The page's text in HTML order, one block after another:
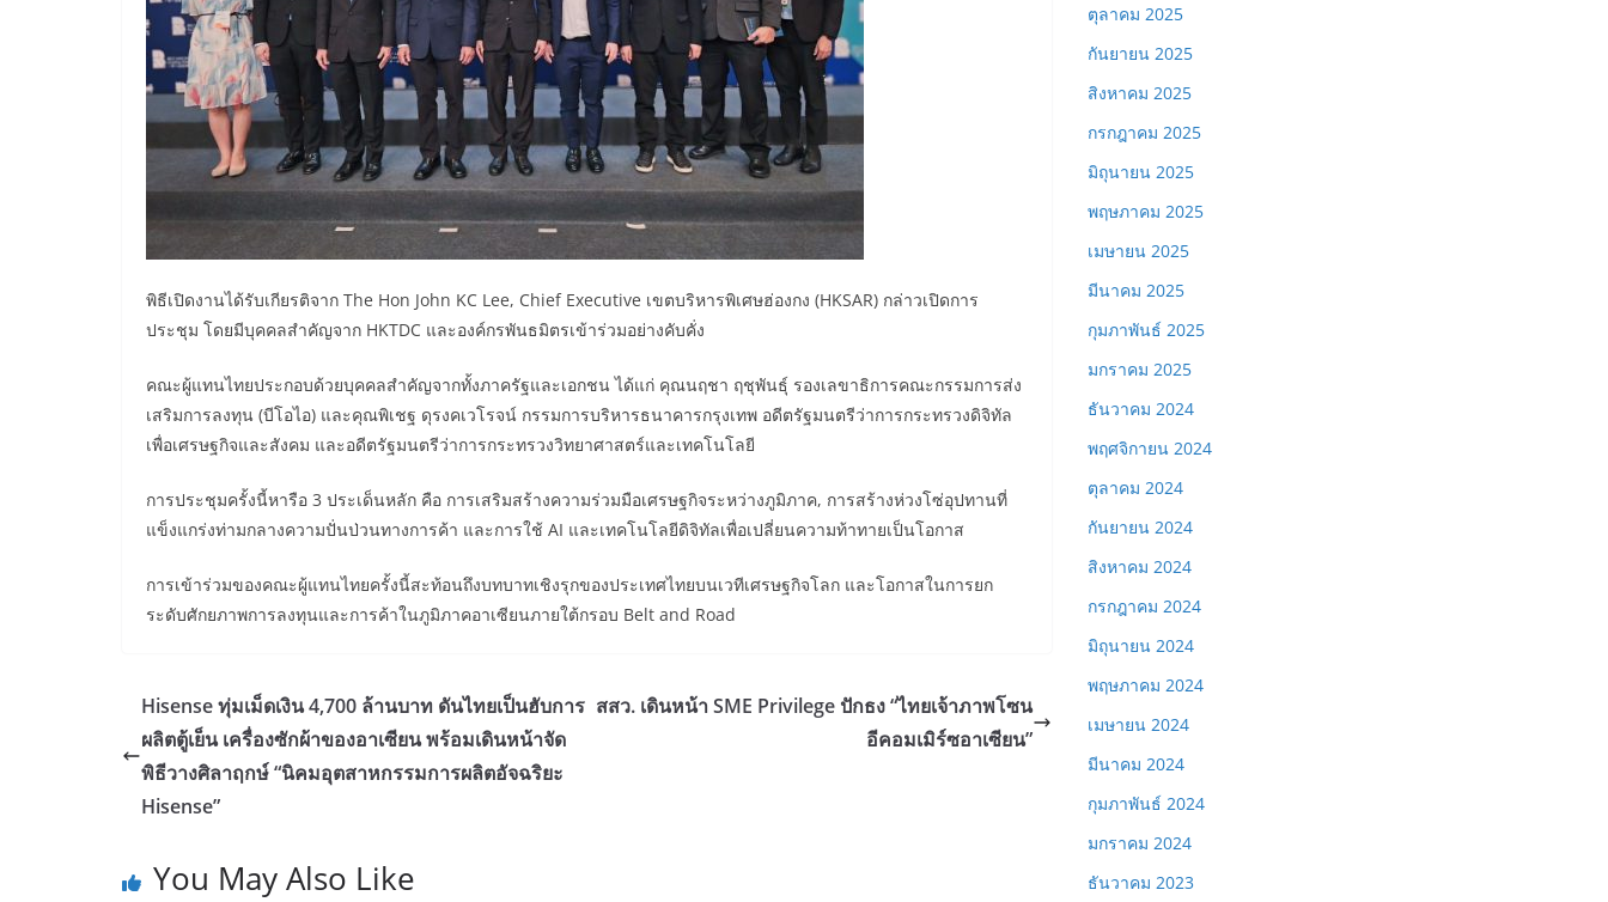
พิธีเปิดงานได้รับเกียรติจาก The Hon John KC Lee, Chief Executive เขตบริหารพิเศษฮ่องกง (HKSAR) กล่าวเปิดการ
ประชุม โดยมีบุคคลสำคัญจาก HKTDC และองค์กรพันธมิตรเข้าร่วมอย่างคับคั่ง
คณะผู้แทนไทยประกอบด้วยบุคคลสำคัญจากทั้งภาครัฐและเอกชน ได้แก่ คุณนฤชา ฤชุพันธุ์ รองเลขาธิการคณะกรรมการส่ง
เสริมการลงทุน (บีโอไอ) และคุณพิเชฐ ดุรงคเวโรจน์ กรรมการบริหารธนาคารกรุงเทพ อดีตรัฐมนตรีว่าการกระทรวงดิจิทัล
เพื่อเศรษฐกิจและสังคม และอดีตรัฐมนตรีว่าการกระทรวงวิทยาศาสตร์และเทคโนโลยี
การประชุมครั้งนี้หารือ 3 ประเด็นหลัก คือ การเสริมสร้างความร่วมมือเศรษฐกิจระหว่างภูมิภาค, การสร้างห่วงโซ่อุปทานที่
แข็งแกร่งท่ามกลางความปั่นป่วนทางการค้า และการใช้ AI และเทคโนโลยีดิจิทัลเพื่อเปลี่ยนความท้าทายเป็นโอกาส
การเข้าร่วมของคณะผู้แทนไทยครั้งนี้สะท้อนถึงบทบาทเชิงรุกของประเทศไทยบนเวทีเศรษฐกิจโลก และโอกาสในการยก
ระดับศักยภาพการลงทุนและการค้าในภูมิภาคอาเซียนภายใต้กรอบ Belt and Road
Hisense ทุ่มเม็ดเงิน 4,700 ล้านบาท ดันไทยเป็นฮับการ
ผลิตตู้เย็น เครื่องซักผ้าของอาเซียน พร้อมเดินหน้าจัด
พิธีวางศิลาฤกษ์ “นิคมอุตสาหกรรมการผลิตอัจฉริยะ
Hisense”
สสว. เดินหน้า SME Privilege ปักธง “ไทยเจ้าภาพโซน
อีคอมเมิร์ซอาเซียน”
You May Also Like
ตุลาคม 2025
กันยายน 2025
สิงหาคม 2025
กรกฎาคม 2025
มิถุนายน 2025
พฤษภาคม 2025
เมษายน 2025
มีนาคม 2025
กุมภาพันธ์ 2025
มกราคม 2025
ธันวาคม 2024
พฤศจิกายน 2024
ตุลาคม 2024
กันยายน 2024
สิงหาคม 2024
กรกฎาคม 2024
มิถุนายน 2024
พฤษภาคม 2024
เมษายน 2024
มีนาคม 2024
กุมภาพันธ์ 2024
มกราคม 2024
ธันวาคม 2023